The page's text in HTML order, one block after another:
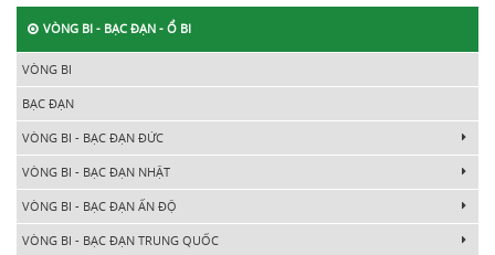
VÒNG BI - BẠC ĐẠN - Ổ BI
VÒNG BI
BẠC ĐẠN
VÒNG BI - BẠC ĐẠN ĐỨC
VÒNG BI - BẠC ĐẠN NHẬT
VÒNG BI - BẠC ĐẠN ẤN ĐỘ
VÒNG BI - BẠC ĐẠN TRUNG QUỐC